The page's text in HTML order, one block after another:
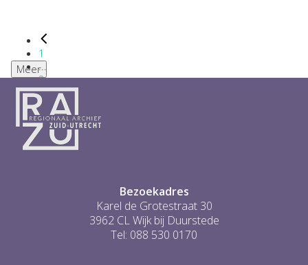
1
...
2
3
4
5
6
...
Meer
Bezoekadres
Karel de Grotestraat 30
3962 CL Wijk bij Duurstede
Tel: 088 530 0170